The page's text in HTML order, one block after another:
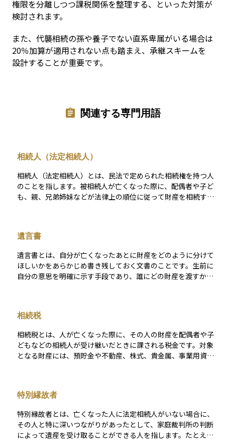
権限を分離しつつ課税関係を整理する、といった対策が
検討されます。
また、代襲相続の孫や養子でない直系卑属がいる場合は
20％加算が適用されない点も踏まえ、承継スキームを
設計することが重要です。
関連する専門用語
相続人（法定相続人）
相続人（法定相続人）とは、民法で定められた相続権を持つ人
のことを指します。被相続人が亡くなった際に、配偶者や子ど
も、親、兄弟姉妹などが法律上の順位に従って財産を相続する
重要な概念であり、相続対策を検討する上で欠かせない要素と
なります。
遺言書
遺言書とは、自分が亡くなったあとに財産をどのように分けて
ほしいかをあらかじめ書き残しておく文書のことです。生前に
自分の意思を明確に示す手段であり、誰にどの財産を渡すか、
法的に有効な遺言書にするためには、決められた形式に沿って
作成する必要があります。代表的な形式には自筆証書遺言や公
正証書遺言があります。資産運用においても、相続の計画を立
てるうえで非常に重要な役割を果たします。
相続税
相続税とは、人が亡くなった際に、その人の財産を配偶者や子
どもなどの相続人が受け継いだときに課される税金です。対象
となる財産には、預貯金や不動産、株式、貴金属、事業用資産
ば原則として税金はかかりません。しかし、資産規模が大きい
場合や相続人の数が少ない場合には、課税対象となり、10％〜
55％の累進税率が適用されます。 さらに、相続税にはさまざま
な非課税枠や控除制度が設けられており、これらを適切に活用
することで税負担を抑えることが可能です。代表的な制度には
特別縁故者
特別縁故者とは、亡くなった人に法定相続人がいない場合に、
その人と特に深いつながりがあったとして、家庭裁判所の判断
によって遺産を受け取ることができる人を指します。たとえ